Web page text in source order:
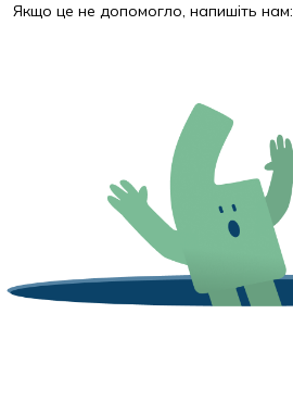
Якщо це не допомогло, напишіть нам: